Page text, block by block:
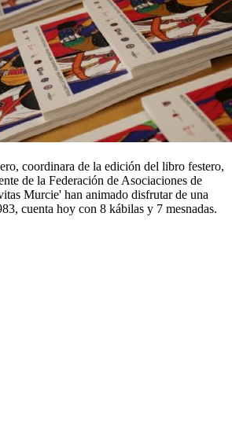
coordinara de la edición del libro festero,
de la Federación de Asociaciones de
Murcie' han animado disfrutar de una
cuenta hoy con 8 kábilas y 7 mesnadas.